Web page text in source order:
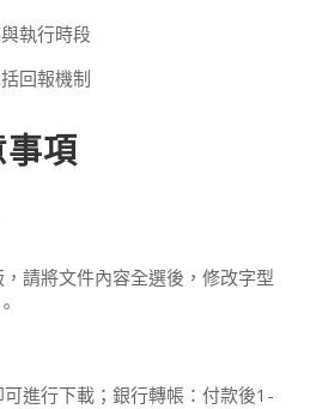
執行時段
回報機制
項
請將文件內容全選後，修改字型
進行下載；銀行轉帳：付款後1-